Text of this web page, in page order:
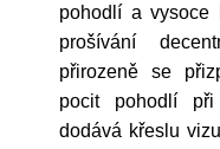
pohodlí a vysoce
prošívání
přirozeně se
pocit pohodlí při
dodává křeslu